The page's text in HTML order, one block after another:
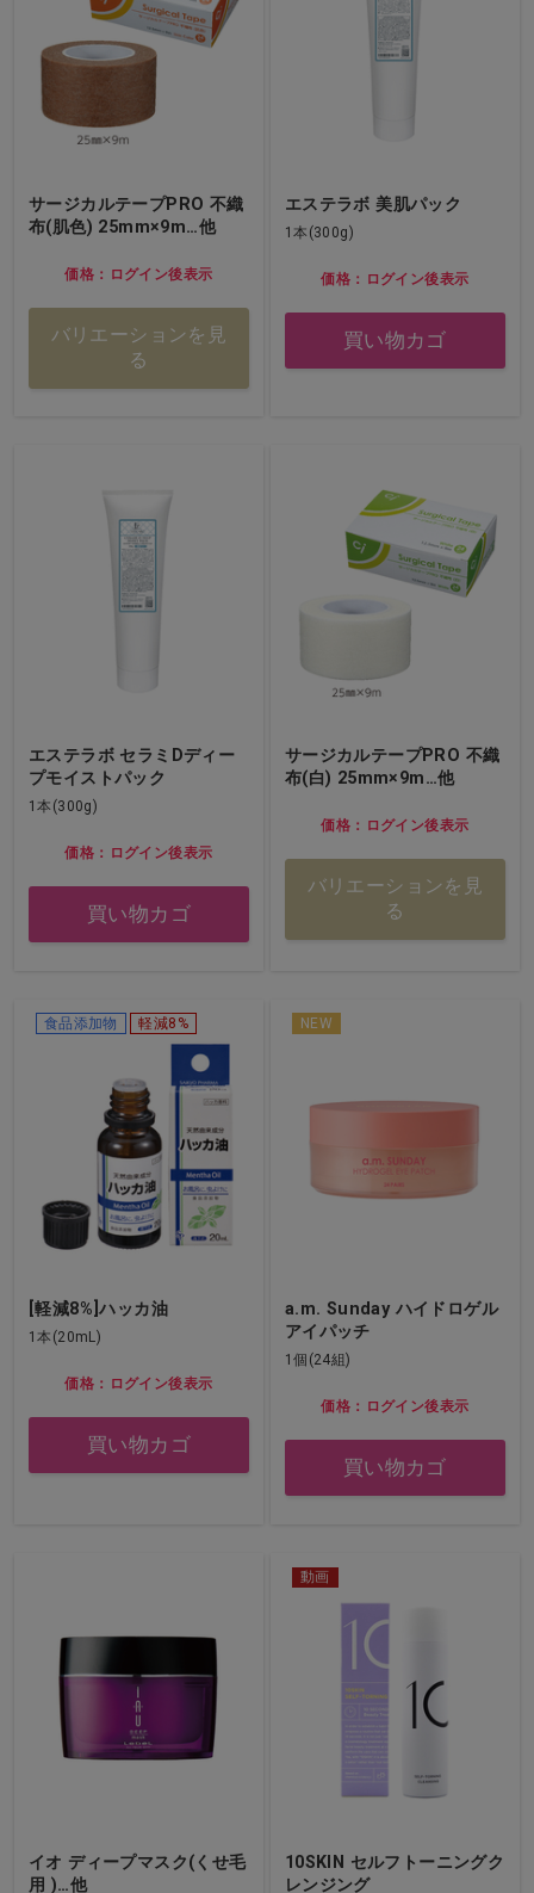
サージカルテープPRO 不織
布(肌色) 25mm×9m…他
価格：ログイン後表示
バリエーションを見
る
エステラボ 美肌パック
1本(300g)
価格：ログイン後表示
買い物カゴ
エステラボ セラミDディー
プモイストパック
1本(300g)
価格：ログイン後表示
買い物カゴ
サージカルテープPRO 不織
布(白) 25mm×9m…他
価格：ログイン後表示
バリエーションを見
る
食品添加物 軽減8%
[軽減8%]ハッカ油
1本(20mL)
価格：ログイン後表示
買い物カゴ
NEW
a.m. Sunday ハイドロゲル
アイパッチ
1個(24組)
価格：ログイン後表示
買い物カゴ
イオ ディープマスク(くせ毛
用 )…他
動画
10SKIN セルフトーニングク
レンジング